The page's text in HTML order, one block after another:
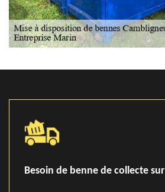
Besoin de benne de collecte